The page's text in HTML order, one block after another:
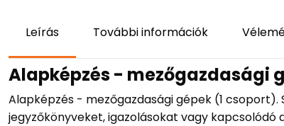
Leírás További információk
Alapképzés - mezőgazdasági
Alapképzés - mezőgazdasági gépek (1
jegyzőkönyveket, igazolásokat vagy kapcsolódó